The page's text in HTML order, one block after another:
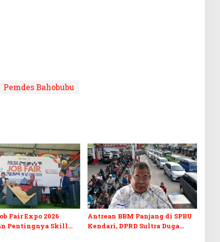
Pemdes Bahobubu
Fair Expo 2026
Pentingnya Skill
Antrean BBM Panjang di SPBU
Kendari, DPRD Sultra Duga